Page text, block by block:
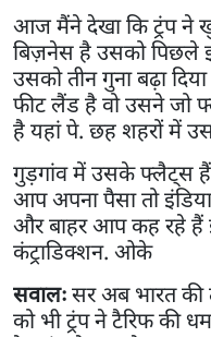
आज मैंने देखा कि ट्रंप ने
बिज़नेस है उसको पिछले
उसको तीन गुना बढ़ा
फीट लैंड है वो उसने जो
है यहां पे. छह शहरों में
गुड़गांव में उसके फ्लैट्स
आप अपना पैसा तो
और बाहर आप कह रहे हैं
कंट्राडिक्शन. ओके
सवालःसर अब भारत की
को भी ट्रंप ने टैरिफ की